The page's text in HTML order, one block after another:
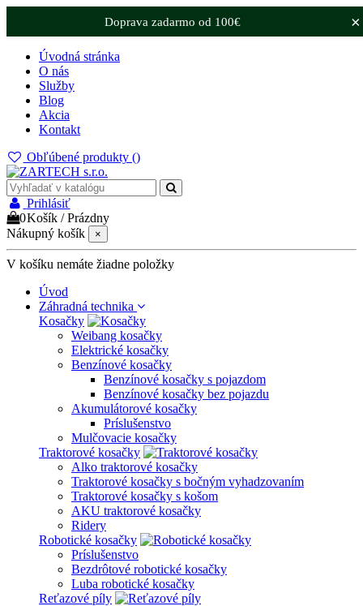
×
Doprava zadarmo od 100€
Úvodná stránka
O nás
Služby
Blog
Akcia
Kontakt
Obľúbené produkty ()
Prihlásiť
0Košík /Prázdny
Nákupný košík
×
V košíku nemáte žiadne položky
Úvod
Záhradná technika
Kosačky
Weibang kosačky
Elektrické kosačky
Benzínové kosačky
Benzínové kosačky s pojazdom
Benzínové kosačky bez pojazdu
Akumulátorové kosačky
Príslušenstvo
Mulčovacie kosačky
Traktorové kosačky
Alko traktorové kosačky
Traktorové kosačky s bočným vyhadzovaním
Traktorové kosačky s košom
AKU traktorové kosačky
Ridery
Robotické kosačky
Príslušenstvo
Bezdrôtové robotické kosačky
Luba robotické kosačky
Reťazové píly